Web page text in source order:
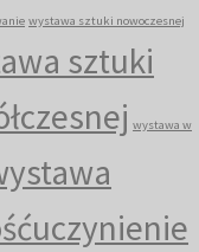
wystawa sztuki nowoczesnej
sztuki
wystawa w